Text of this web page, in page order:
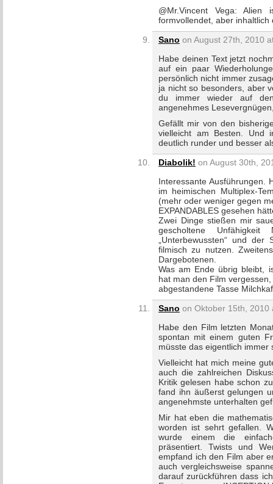
@Mr.Vincent Vega: Alien
formvollendet, aber inhaltlich
Sano on August 27th, 2010
Habe deinen Text jetzt
auf ein paar
persönlich nicht immer
ja nicht so besonders, aber
du immer wieder auf
angenehmes
Gefällt mir von den
vielleicht am Besten. Und
deutlich runder und besser
Diabolik! on August 30th,
Interessante Ausführungen.
im heimischen Multiplex-
(mehr oder weniger gegen
EXPANDABLES gesehen
Zwei Dinge stießen mir
gescholtene
„Unterbewussten“ und
filmisch zu nutzen.
Dargebotenen.
Was am Ende übrig bleibt,
hat man den Film
abgestandene Tasse
Sano on Oktober 15th, 2010
Habe den Film letzten
spontan mit einem guten
müsste das eigentlich immer
Vielleicht hat mich meine
auch die zahlreichen
Kritik gelesen habe schon
fand ihn äußerst gelungen
angenehmste unterhalten
Mir hat eben die
worden ist sehrt gefallen.
wurde einem die
präsentiert. Twists und
empfand ich den Film aber
auch vergleichsweise
darauf zurückführen dass